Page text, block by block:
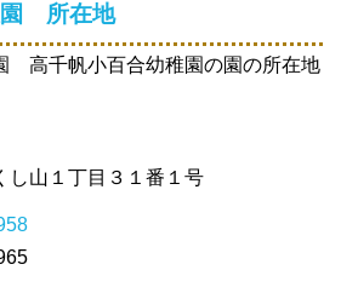
園 所在地
高千帆小百合幼稚園の園の所在地
し山１丁目３１番１号